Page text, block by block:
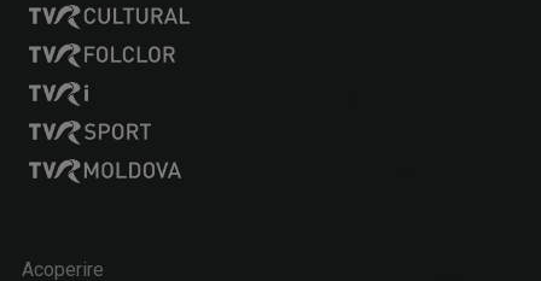
REGIUNEA ÎN OBIECTIV
Obiectivul nostru e ziua ta mai bună!
Acoperire